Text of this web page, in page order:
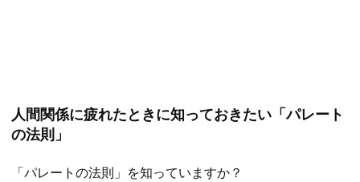
人間関係に疲れたときに知っておきたい「パレート
の法則」
「パレートの法則」を知っていますか？